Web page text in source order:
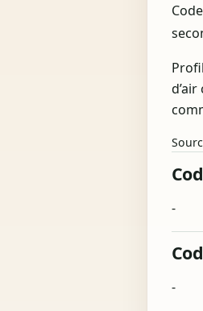
-
-